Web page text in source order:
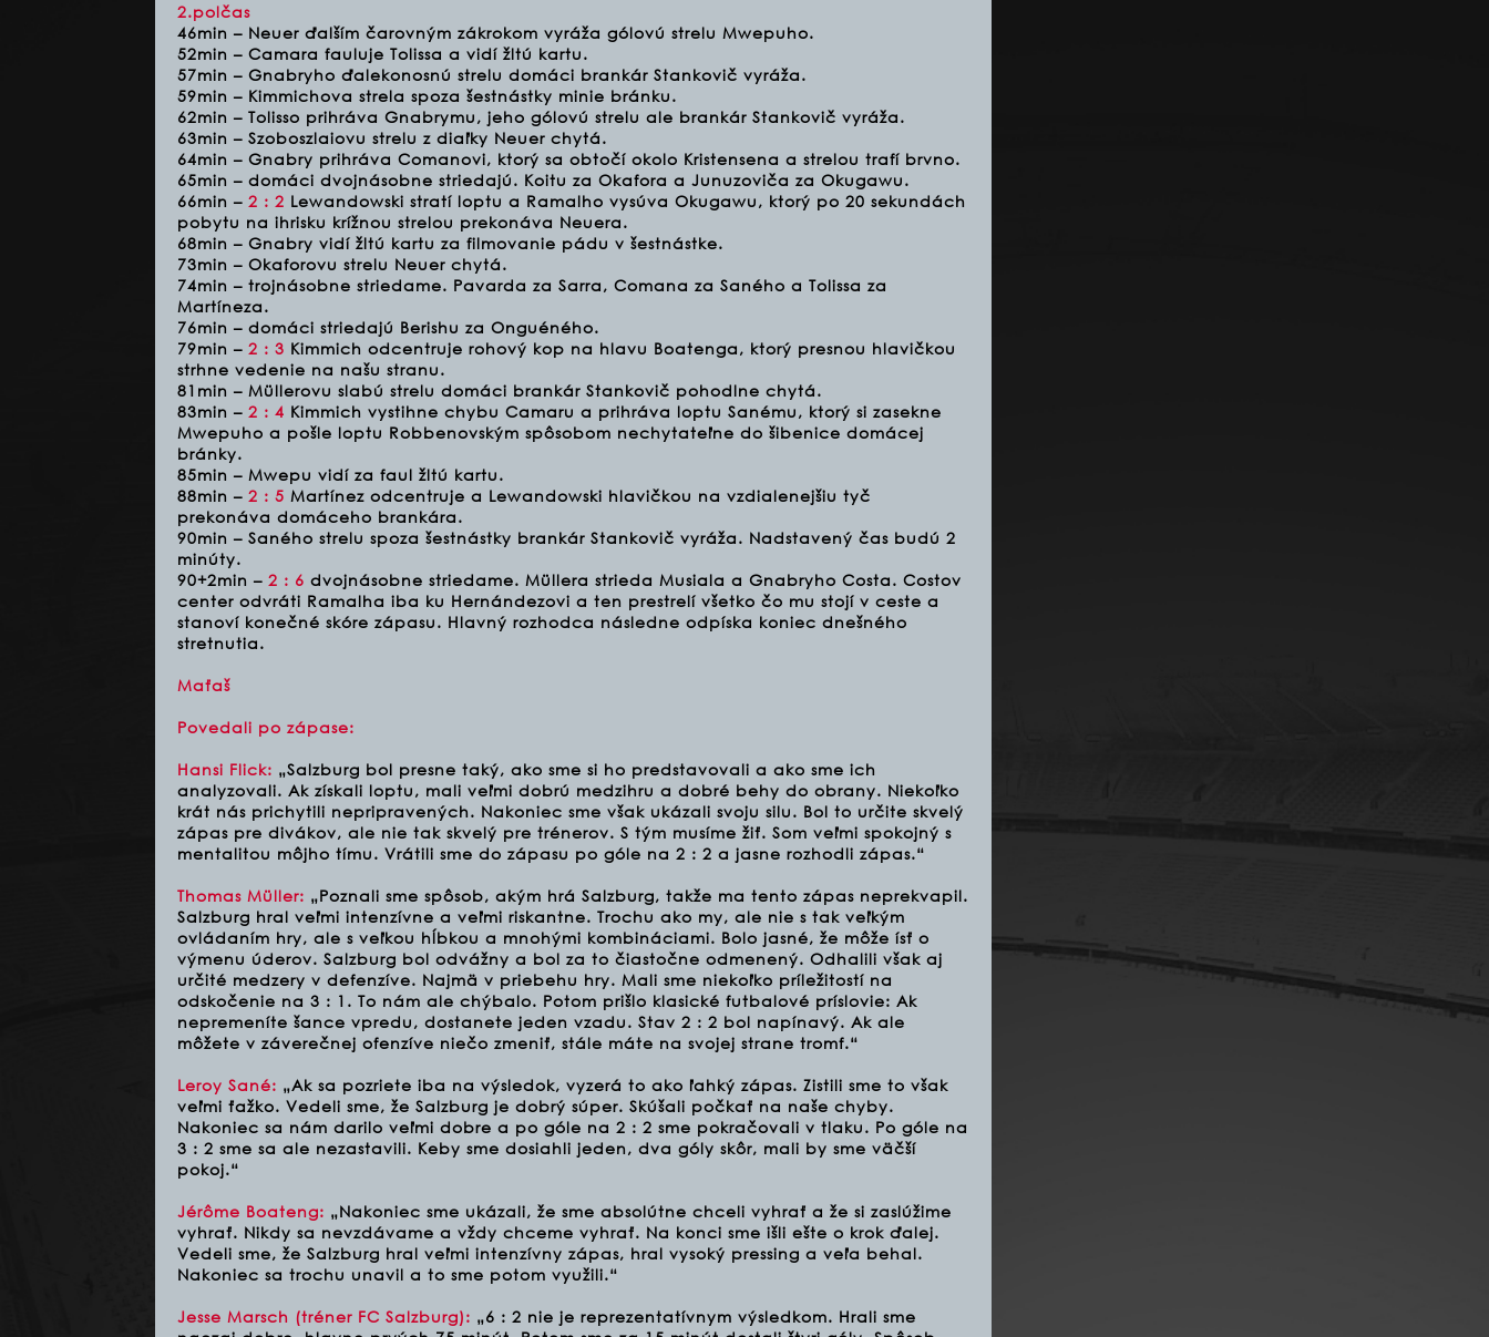
2.polčas
46min – Neuer ďalším čarovným zákrokom vyráža gólovú strelu Mwepuho.
52min – Camara fauluje Tolissa a vidí žltú kartu.
57min – Gnabryho ďalekonosnú strelu domáci brankár Stankovič vyráža.
59min – Kimmichova strela spoza šestnástky minie bránku.
62min – Tolisso prihráva Gnabrymu, jeho gólovú strelu ale brankár Stankovič vyráža.
63min – Szoboszlaiovu strelu z diaľky Neuer chytá.
64min – Gnabry prihráva Comanovi, ktorý sa obtočí okolo Kristensena a strelou trafí brvno.
65min – domáci dvojnásobne striedajú. Koitu za Okafora a Junuzoviča za Okugawu.
66min – 2 : 2 Lewandowski stratí loptu a Ramalho vysúva Okugawu, ktorý po 20 sekundách
pobytu na ihrisku krížnou strelou prekonáva Neuera.
68min – Gnabry vidí žltú kartu za filmovanie pádu v šestnástke.
73min – Okaforovu strelu Neuer chytá.
74min – trojnásobne striedame. Pavarda za Sarra, Comana za Saného a Tolissa za
Martíneza.
76min – domáci striedajú Berishu za Onguéného.
79min – 2 : 3 Kimmich odcentruje rohový kop na hlavu Boatenga, ktorý presnou hlavičkou
strhne vedenie na našu stranu.
81min – Müllerovu slabú strelu domáci brankár Stankovič pohodlne chytá.
83min – 2 : 4 Kimmich vystihne chybu Camaru a prihráva loptu Sanému, ktorý si zasekne
Mwepuho a pošle loptu Robbenovským spôsobom nechytateľne do šibenice domácej
bránky.
85min – Mwepu vidí za faul žltú kartu.
88min – 2 : 5 Martínez odcentruje a Lewandowski hlavičkou na vzdialenejšiu tyč
prekonáva domáceho brankára.
90min – Saného strelu spoza šestnástky brankár Stankovič vyráža. Nadstavený čas budú 2
minúty.
90+2min – 2 : 6 dvojnásobne striedame. Müllera strieda Musiala a Gnabryho Costa. Costov
center odvráti Ramalha iba ku Hernándezovi a ten prestrelí všetko čo mu stojí v ceste a
stanoví konečné skóre zápasu. Hlavný rozhodca následne odpíska koniec dnešného
stretnutia.
Maťaš
Povedali po zápase:
Hansi Flick: „Salzburg bol presne taký, ako sme si ho predstavovali a ako sme ich
analyzovali. Ak získali loptu, mali veľmi dobrú medzihru a dobré behy do obrany. Niekoľko
krát nás prichytili nepripravených. Nakoniec sme však ukázali svoju silu. Bol to určite skvelý
zápas pre divákov, ale nie tak skvelý pre trénerov. S tým musíme žiť. Som veľmi spokojný s
mentalitou môjho tímu. Vrátili sme do zápasu po góle na 2 : 2 a jasne rozhodli zápas.“
Thomas Müller: „Poznali sme spôsob, akým hrá Salzburg, takže ma tento zápas neprekvapil.
Salzburg hral veľmi intenzívne a veľmi riskantne. Trochu ako my, ale nie s tak veľkým
ovládaním hry, ale s veľkou hĺbkou a mnohými kombináciami. Bolo jasné, že môže ísť o
výmenu úderov. Salzburg bol odvážny a bol za to čiastočne odmenený. Odhalili však aj
určité medzery v defenzíve. Najmä v priebehu hry. Mali sme niekoľko príležitostí na
odskočenie na 3 : 1. To nám ale chýbalo. Potom prišlo klasické futbalové príslovie: Ak
nepremeníte šance vpredu, dostanete jeden vzadu. Stav 2 : 2 bol napínavý. Ak ale
môžete v záverečnej ofenzíve niečo zmeniť, stále máte na svojej strane tromf.“
Leroy Sané: „Ak sa pozriete iba na výsledok, vyzerá to ako ľahký zápas. Zistili sme to však
veľmi ťažko. Vedeli sme, že Salzburg je dobrý súper. Skúšali počkať na naše chyby.
Nakoniec sa nám darilo veľmi dobre a po góle na 2 : 2 sme pokračovali v tlaku. Po góle na
3 : 2 sme sa ale nezastavili. Keby sme dosiahli jeden, dva góly skôr, mali by sme väčší
pokoj.“
Jérôme Boateng: „Nakoniec sme ukázali, že sme absolútne chceli vyhrať a že si zaslúžime
vyhrať. Nikdy sa nevzdávame a vždy chceme vyhrať. Na konci sme išli ešte o krok ďalej.
Vedeli sme, že Salzburg hral veľmi intenzívny zápas, hral vysoký pressing a veľa behal.
Nakoniec sa trochu unavil a to sme potom využili.“
Jesse Marsch (tréner FC Salzburg): „6 : 2 nie je reprezentatívnym výsledkom. Hrali sme